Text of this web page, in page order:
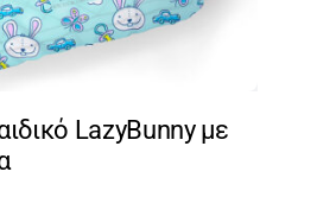
LazyBunny με